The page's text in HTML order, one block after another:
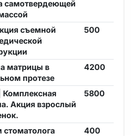
самотвердеющей
съемной
500
матрицы в
протезе
4200
Комплексная
Акция взрослый
5800
400